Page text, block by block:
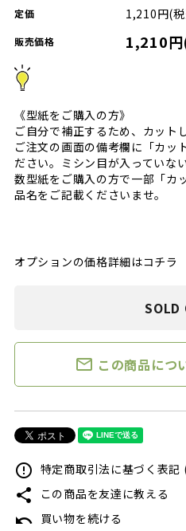
定価 1,210円(
販売価格 1,210
《型紙をご購入の方》
ご自分で補正するため、カット
ご注文の画面の備考欄に「カッ
ださい。ミシン目が入っていな
数型紙をご購入の方で一部「カ
品名をご記載くださいませ。
オプションの価格詳細はコチラ
SOLD
mail_outline この商品につ
error_outline 特定商取引法に基づく表記
share この商品を友達に教える
undo 買い物を続ける